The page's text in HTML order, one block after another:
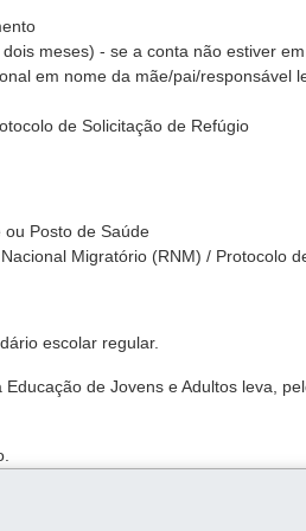
meses) - se a conta não estiver
em nome da mãe/pai/responsável
de Solicitação de Refúgio
ou Posto de Saúde
Migratório (RNM) / Protocolo
escolar regular.
de Jovens e Adultos leva,